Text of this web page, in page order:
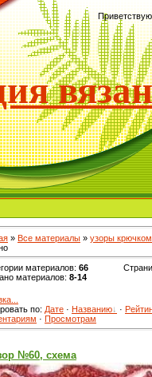
» Все материалы » узоры крючком
материалов: 66
материалов: 8-14
по: Дате · Названию ·
· Просмотрам
№60, схема